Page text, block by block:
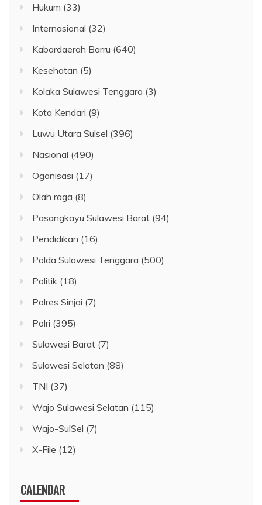
Hukum (33)
Internasional (32)
Kabardaerah Barru (640)
Kesehatan (5)
Kolaka Sulawesi Tenggara (3)
Kota Kendari (9)
Luwu Utara Sulsel (396)
Nasional (490)
Oganisasi (17)
Olah raga (8)
Pasangkayu Sulawesi Barat (94)
Pendidikan (16)
Polda Sulawesi Tenggara (500)
Politik (18)
Polres Sinjai (7)
Polri (395)
Sulawesi Barat (7)
Sulawesi Selatan (88)
TNI (37)
Wajo Sulawesi Selatan (115)
Wajo-SulSel (7)
X-File (12)
CALENDAR